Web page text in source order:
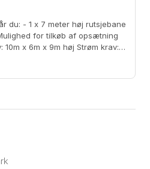
du: - 1 x 7 meter høj rutsjebane
for tilkøb af opsætning
meter Underlag: Græs, Asfalt